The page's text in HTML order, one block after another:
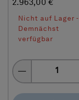
2.963,00 €
Nicht auf Lager -
Demnächst
verfügbar